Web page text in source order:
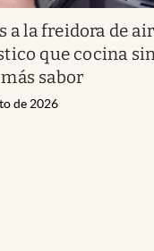
a la freidora de
que cocina
sabor
de 2026